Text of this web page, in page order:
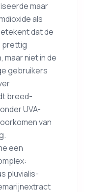
maar
als
dat de
prettig
maar niet in de
gebruikers
breed-
UVA-
van
een
pluvialis-